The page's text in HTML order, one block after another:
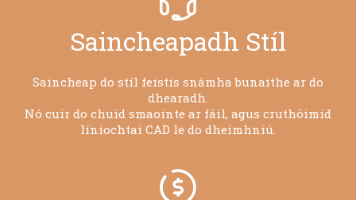
Saincheapadh Stíl
Saincheap do stíl feistis snámha bunaithe ar do
dhearadh.
Nó cuir do chuid smaointe ar fáil, agus cruthóimid
líníochtaí CAD le do dheimhniú.